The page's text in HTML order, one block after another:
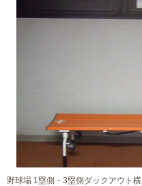
野球場 1塁側・3塁側ダックアウト